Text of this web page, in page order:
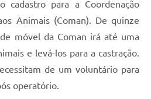
cadastro para a Coordenação
Animais (Coman). De quinze
móvel da Coman irá até uma
e levá-los para a castração.
de um voluntário para
operatório.